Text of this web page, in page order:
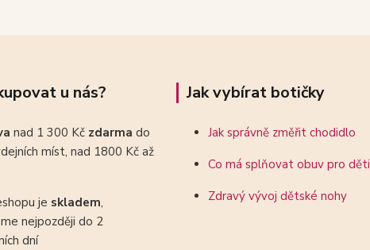
u nás?
nad 1 300 Kč zdarma do
míst, nad 1800 Kč až
je skladem,
nejpozději do 2
dní
Jak vybírat botičky
Jak správně změřit chodidlo
Co má splňovat obuv pro děti
Zdravý vývoj dětské nohy